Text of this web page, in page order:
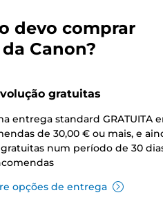
devo comprar
Canon?
gratuitas
entrega standard GRATUITA
de 30,00 € ou mais, e
num período de 30
opções de entrega